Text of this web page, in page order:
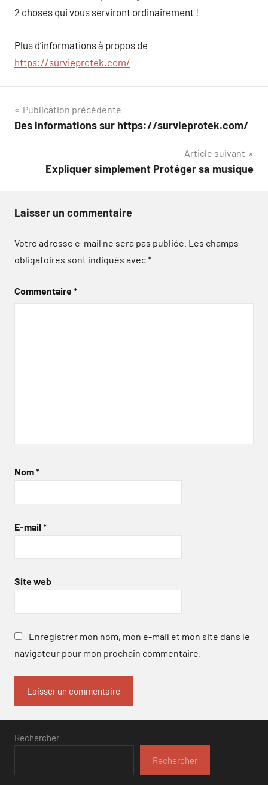
2 choses qui vous serviront ordinairement !
Plus d’informations à propos de
https://survieprotek.com/
Navigation
de
Publication précédente
Des informations sur https://survieprotek.com/
Article suivant
Expliquer simplement Protéger sa musique
Laisser un commentaire
Votre adresse e-mail ne sera pas publiée. Les champs
obligatoires sont indiqués avec*
Commentaire*
Nom*
E-mail *
Site web
Enregistrer mon nom, mon e-mail et mon site dans le
navigateur pour mon prochain commentaire.
Rechercher
Rechercher